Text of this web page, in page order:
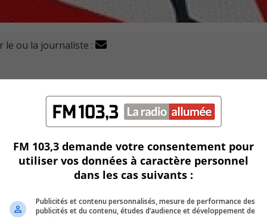
le ou la journaliste :
son soutien à l'adoption du projet de loi no 48, qui
les systèmes de détection et d’autres aspects de la
scolaires et à réduire la vitesse à 30 km/h, avec la
des radars photo, permettant aux municipalités de
avec le ministère des Transports.
FM 103,3 demande votre consentement pour
utiliser vos données à caractère personnel
dans les cas suivants :
Publicités et contenu personnalisés, mesure de performance des
publicités et du contenu, études d’audience et développement de